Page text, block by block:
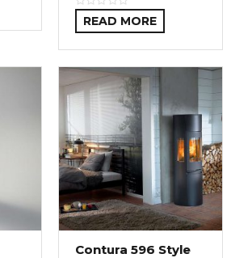
READ MORE
Contura 596 Style